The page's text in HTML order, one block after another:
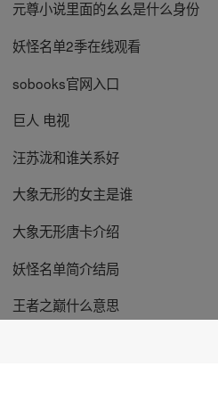
元尊小说里面的幺幺是什么身份
妖怪名单2季在线观看
sobooks官网入口
巨人 电视
汪苏泷和谁关系好
大象无形的女主是谁
大象无形唐卡介绍
妖怪名单简介结局
王者之巅什么意思